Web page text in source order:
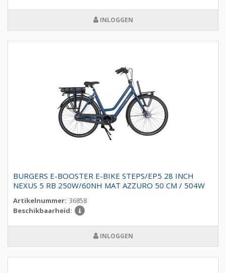
INLOGGEN
BURGERS E-BOOSTER E-BIKE STEPS/EP5 28 INCH
NEXUS 5 RB 250W/60NH MAT AZZURO 50 CM / 504W
Artikelnummer: 36858
Beschikbaarheid:
INLOGGEN